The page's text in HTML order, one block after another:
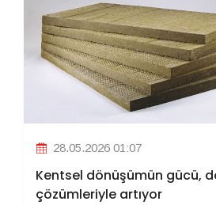
28.05.2026 01:07
Kentsel dönüşümün gücü,
çözümleriyle artıyor